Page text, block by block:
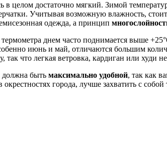
в целом достаточно мягкий. Зимой
Учитывая возможную влажность,
одежда, а принцип
днем часто поднимается выше
июнь и май, отличаются большим
что легкая ветровка, кардиган или худи
должна быть максимально удобной, так как
города, лучше захватить с